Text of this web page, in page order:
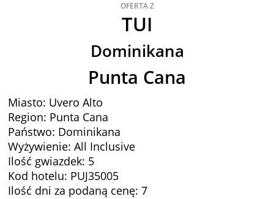
OFERTA Z
TUI
Dominikana
Punta Cana
Miasto: Uvero Alto
Region: Punta Cana
Państwo: Dominikana
Wyżywienie: All Inclusive
Ilość gwiazdek: 5
Kod hotelu: PUJ35005
Ilość dni za podaną cenę: 7